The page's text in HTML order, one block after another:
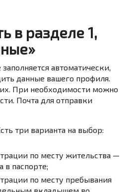
в разделе 1,
автоматически,
данные вашего профиля.
При необходимости можно
Почта для отправки
три варианта на выбор:
по месту жительства —
в паспорте;
по месту пребывания